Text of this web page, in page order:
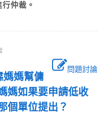
仲裁。
問題討論
媽媽幫傭
媽如果要申請低收
個單位提出？